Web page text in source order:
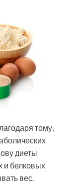
тому,
диеты
и белковых
вес.